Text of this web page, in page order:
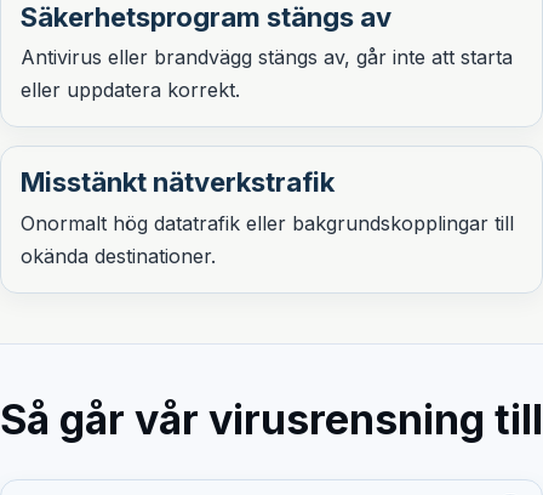
Säkerhetsprogram stängs av
Antivirus eller brandvägg stängs av, går inte att starta
eller uppdatera korrekt.
Misstänkt nätverkstrafik
Onormalt hög datatrafik eller bakgrundskopplingar till
okända destinationer.
Så går vår virusrensning till